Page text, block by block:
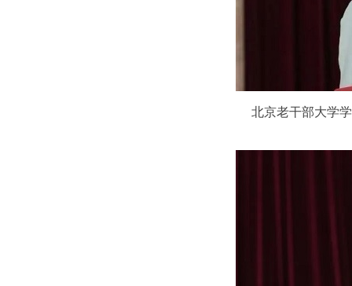
北京老干部大学学